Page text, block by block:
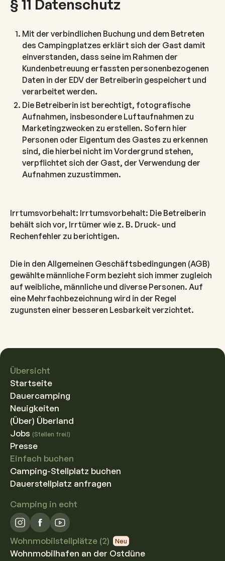
§ 11 Datenschutz
Mit der verbindlichen Buchung und dem Betreten
des Campingplatzes erklärt sich der Gast damit
einverstanden, dass seine im Rahmen der
Kundenbetreuung erfassten personenbezogenen
Daten in der EDV der Betreiberin gespeichert und
verarbeitet werden.
Die Betreiberin ist berechtigt, fotografische
Aufnahmen, insbesondere Luftaufnahmen zu
Marketingzwecken zu erstellen. Sofern hier
Personen oder Eigentum des Gastes zu erkennen
sind, die hierbei nicht im Vordergrund stehen,
verpflichtet sich der Gast, der Verwendung der
Aufnahmen zuzustimmen.
Irrtumsvorbehalt: Irrtumsvorbehalt: Die Betreiberin
behält sich vor, Irrtümer wie z. B. Druck- und
Rechenfehler zu berichtigen.
Die in den Allgemeinen Geschäftsbedingungen (AGB)
gewählte männliche Form bezieht sich immer zugleich
auf weibliche, männliche und diverse Personen. Auf
eine Mehrfachbezeichnung wird in der Regel
zugunsten einer besseren Lesbarkeit verzichtet.
Übersicht
Startseite
Dauercamping
Neuigkeiten
(Über) Überland
Jobs (Stellen frei!)
Presse
Einfach buchen
Camping-Stellplatz buchen
Dauerstellplatz anfragen
Camping in echt
Wohnmobilstellplätze (2) Neu
Wohnmobilhafen an der Ostdüne